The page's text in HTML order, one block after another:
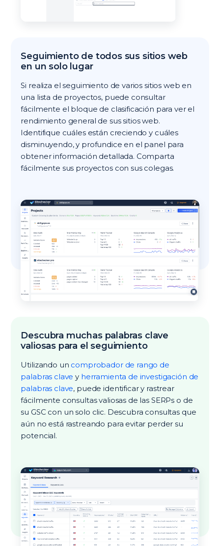
Seguimiento de todos sus sitios web
en un solo lugar
Si realiza el seguimiento de varios sitios web en
una lista de proyectos, puede consultar
fácilmente el bloque de clasificación para ver el
rendimiento general de sus sitios web.
Identifique cuáles están creciendo y cuáles
disminuyendo, y profundice en el panel para
obtener información detallada. Comparta
fácilmente sus proyectos con sus colegas.
Descubra muchas palabras clave
valiosas para el seguimiento
Utilizando un comprobador de rango de
palabras clave y herramienta de investigación de
palabras clave, puede identificar y rastrear
fácilmente consultas valiosas de las SERPs o de
su GSC con un solo clic. Descubra consultas que
aún no está rastreando para evitar perder su
potencial.